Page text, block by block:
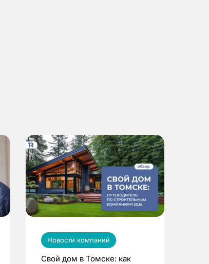
Новости компаний
Свой дом в Томске: как